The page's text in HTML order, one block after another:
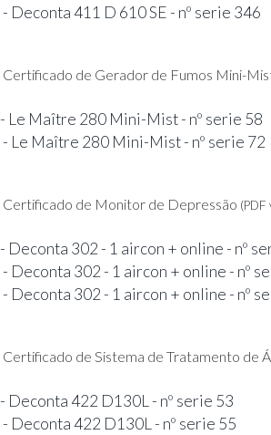
- Deconta 411 D 610 SE - nº serie 346
Certificado de Gerador de Fumos Mini-
- Le Maître 280 Mini-Mist - nº serie 58
- Le Maître 280 Mini-Mist - nº serie 72
Certificado de Monitor de Depressão (PDF
- Deconta 302 - 1 aircon + online - nº
- Deconta 302 - 1 aircon + online - nº
- Deconta 302 - 1 aircon + online - nº
Certificado de Sistema de Tratamento de
- Deconta 422 D130L - nº serie 53
- Deconta 422 D130L - nº serie 55